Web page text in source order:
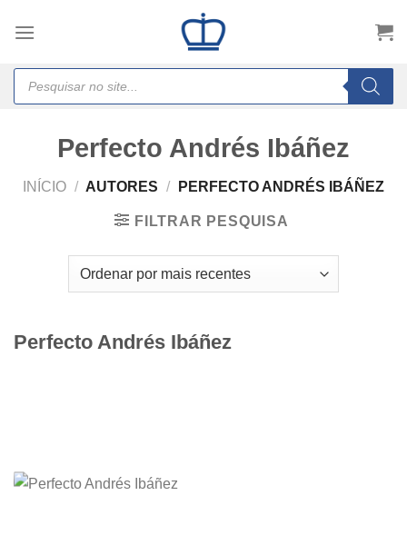
Products
search
Perfecto Andrés Ibáñez
INÍCIO / AUTORES / PERFECTO ANDRÉS IBÁÑEZ
FILTRAR PESQUISA
Perfecto Andrés Ibáñez